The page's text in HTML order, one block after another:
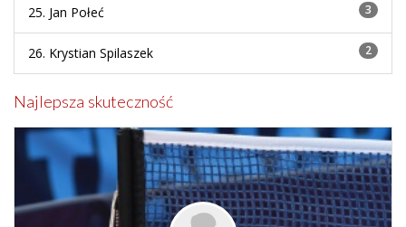
25. Jan Połeć 3
26. Krystian Spilaszek 2
Najlepsza skuteczność